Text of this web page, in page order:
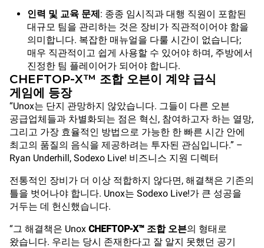
인력 및 교육 문제: 종종 임시직과 대행 직원이 포함된
대규모 팀을 관리하는 것은 장비가 직관적이어야 함을
의미합니다. 복잡한 매뉴얼을 다룰 시간이 없습니다;
매우 직관적이고 쉽게 사용할 수 있어야 하며, 주방에서
진정한 팀 플레이어가 되어야 합니다.
CHEFTOP-X™ 조합 오븐이 계약 급식
게임에 등장
“Unox는 단지 관망하지 않았습니다. 그들이 다른 오븐
공급업체들과 차별화되는 점은 혁신, 참여하고자 하는 열망,
그리고 가장 효율적인 방법으로 가능한 한 빠른 시간 안에
최고의 품질의 음식을 제공하려는 투자된 관심입니다.” –
Ryan Underhill, Sodexo Live! 비즈니스 지원 디렉터
전통적인 장비가 더 이상 적합하지 않다면, 해결책은 기존의
틀을 벗어나야 합니다. Unox는 Sodexo Live!가 큰 성공을
거두는 데 헌신했습니다.
“그 해결책은 Unox CHEFTOP-X™ 조합 오븐의 형태로
왔습니다. 우리는 당시 존재한다고 잘 알지 못했던 공기